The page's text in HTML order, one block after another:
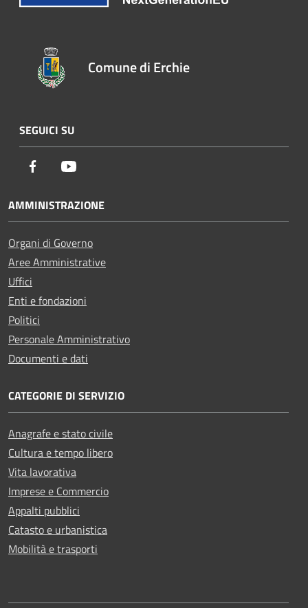
Comune di Erchie
SEGUICI SU
Facebook
AMMINISTRAZIONE
Organi di Governo
Aree Amministrative
Uffici
Enti e fondazioni
Politici
Personale Amministrativo
Documenti e dati
CATEGORIE DI SERVIZIO
Anagrafe e stato civile
Cultura e tempo libero
Vita lavorativa
Imprese e Commercio
Appalti pubblici
Catasto e urbanistica
Mobilità e trasporti